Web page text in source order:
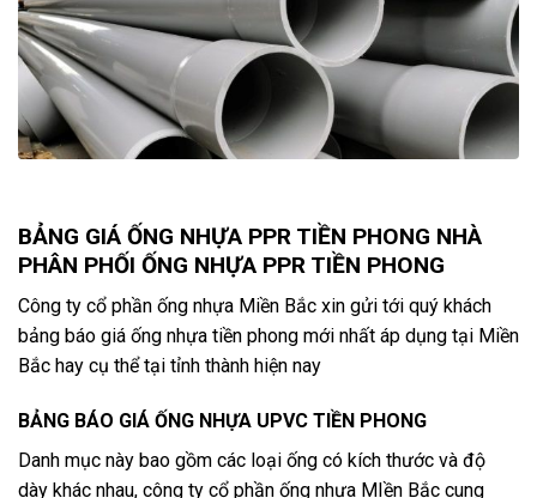
BẢNG GIÁ ỐNG NHỰA PPR TIỀN PHONG NHÀ
PHÂN PHỐI ỐNG NHỰA PPR TIỀN PHONG
Công ty cổ phần ống nhựa Miền Bắc xin gửi tới quý khách
bảng báo giá ống nhựa tiền phong mới nhất áp dụng tại Miền
Bắc hay cụ thể tại tỉnh thành hiện nay
BẢNG BÁO GIÁ ỐNG NHỰA UPVC TIỀN PHONG
Danh mục này bao gồm các loại ống có kích thước và độ
dày khác nhau, công ty cổ phần ống nhựa MIền Bắc cung